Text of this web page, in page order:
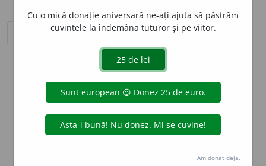
sinteza definițiilor (1) definiții (2) declinări
info
Aceste definiții sunt compilate de
echipa dexonline. Definițiile
originale se află pe filadefiniții.
preferințe
Cu o mică donație aniversară ne-ați ajuta să păstrăm
cuvintele la îndemâna tuturor și pe viitor.
Am donat deja.